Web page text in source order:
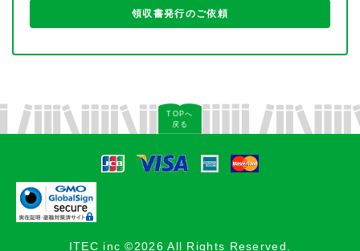
領収書発行のご依頼
TOPへ
戻る
ITEC inc ©2026 All Rights Reserved.